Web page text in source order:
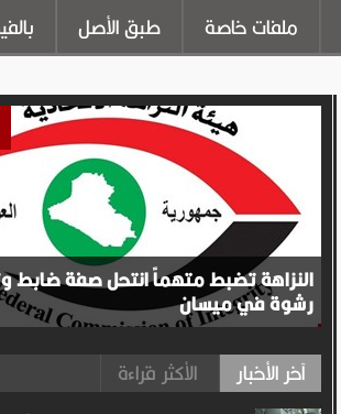
ملفات خاصة طبق الأصل
النزاهة تضبط متهماً انتحل صفة ضابط
رشوة في ميسان
آخر الأخبار الأكثر قراءة